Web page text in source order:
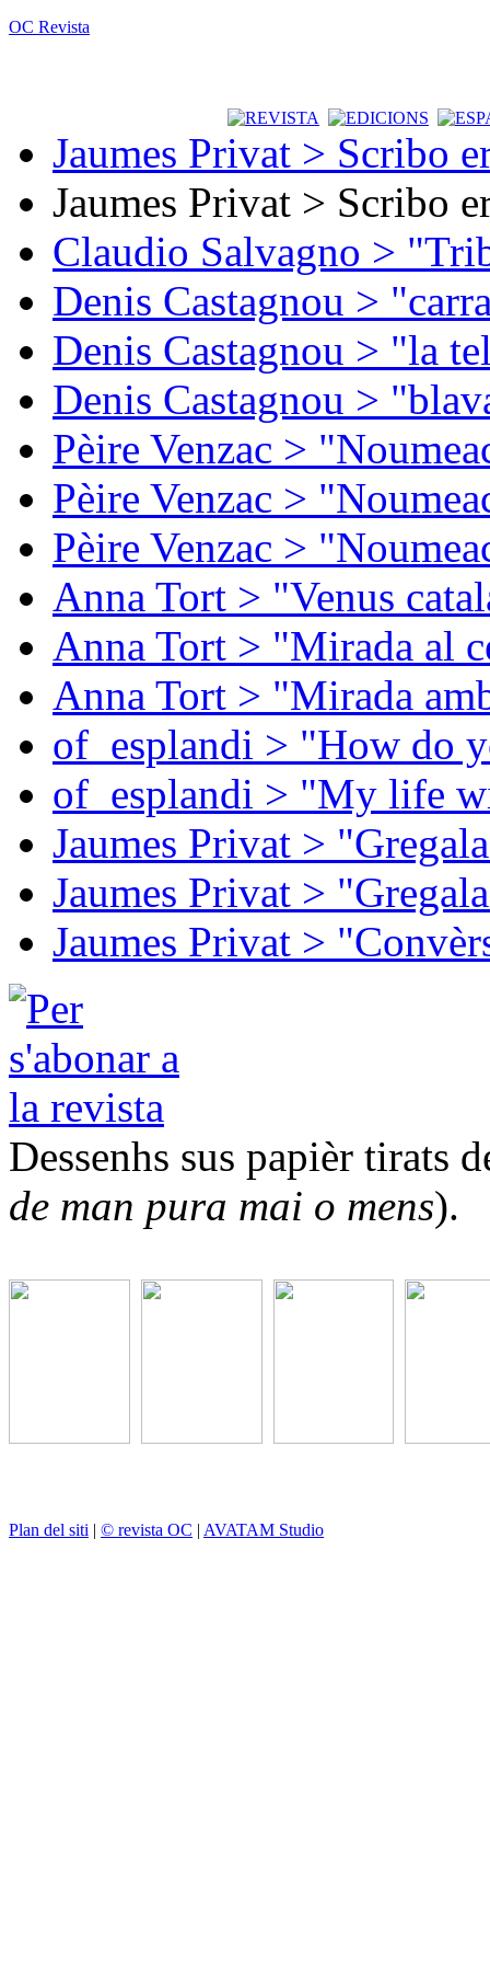
OC Revista
Jaumes Privat > Scribo
Jaumes Privat > Scribo
Claudio Salvagno >
Denis Castagnou >
Denis Castagnou > "la
Denis Castagnou >
Pèire Venzac >
Pèire Venzac >
Pèire Venzac >
Anna Tort > "Venus
Anna Tort > "Mirada al
Anna Tort > "Mirada
of_esplandi > "How do
of_esplandi > "My life
Jaumes Privat >
Jaumes Privat >
Jaumes Privat >
Dessenhs sus papièr tirats
de man pura mai o mens).
Plan del siti | © revista OC | AVATAM Studio